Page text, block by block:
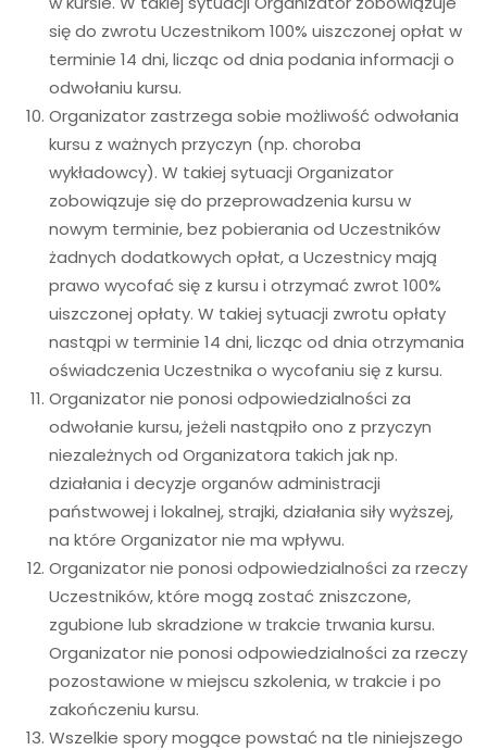
się do zwrotu Uczestnikom 100% uiszczonej opłat w
terminie 14 dni, licząc od dnia podania informacji o
odwołaniu kursu.
Organizator zastrzega sobie możliwość odwołania
kursu z ważnych przyczyn (np. choroba
wykładowcy). W takiej sytuacji Organizator
zobowiązuje się do przeprowadzenia kursu w
nowym terminie, bez pobierania od Uczestników
żadnych dodatkowych opłat, a Uczestnicy mają
prawo wycofać się z kursu i otrzymać zwrot 100%
uiszczonej opłaty. W takiej sytuacji zwrotu opłaty
nastąpi w terminie 14 dni, licząc od dnia otrzymania
oświadczenia Uczestnika o wycofaniu się z kursu.
Organizator nie ponosi odpowiedzialności za
odwołanie kursu, jeżeli nastąpiło ono z przyczyn
niezależnych od Organizatora takich jak np.
działania i decyzje organów administracji
państwowej i lokalnej, strajki, działania siły wyższej,
na które Organizator nie ma wpływu.
Organizator nie ponosi odpowiedzialności za rzeczy
Uczestników, które mogą zostać zniszczone,
zgubione lub skradzione w trakcie trwania kursu.
Organizator nie ponosi odpowiedzialności za rzeczy
pozostawione w miejscu szkolenia, w trakcie i po
zakończeniu kursu.
Wszelkie spory mogące powstać na tle niniejszego